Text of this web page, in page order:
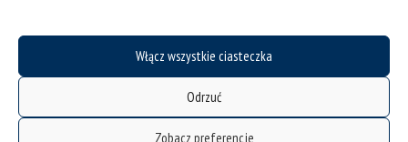
Włącz wszystkie ciasteczka
Odrzuć
Zobacz preferencje
metalurgia proszków modyfikacja powierzchni
stopy tytanu